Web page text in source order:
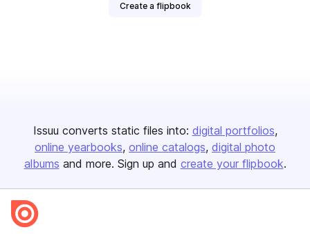
Create a flipbook
Issuu converts static files into: digital portfolios
online yearbooks online catalogs digital photo
albums and more. Sign up and create your flipbook.